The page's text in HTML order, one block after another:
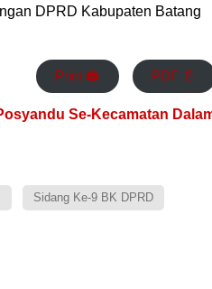
DPRD Kabupaten Batang
Print 🖨 PDF 📄
Se-Kecamatan
Sidang Ke-9 BK DPRD